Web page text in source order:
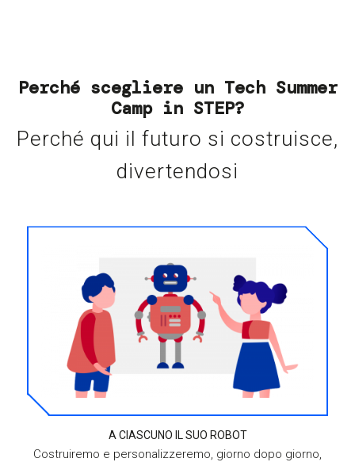
Perché scegliere un Tech Summer
Camp in STEP?​
Perché qui il futuro si costruisce,
divertendosi
A CIASCUNO IL SUO ROBOT
Costruiremo e personalizzeremo, giorno dopo giorno,